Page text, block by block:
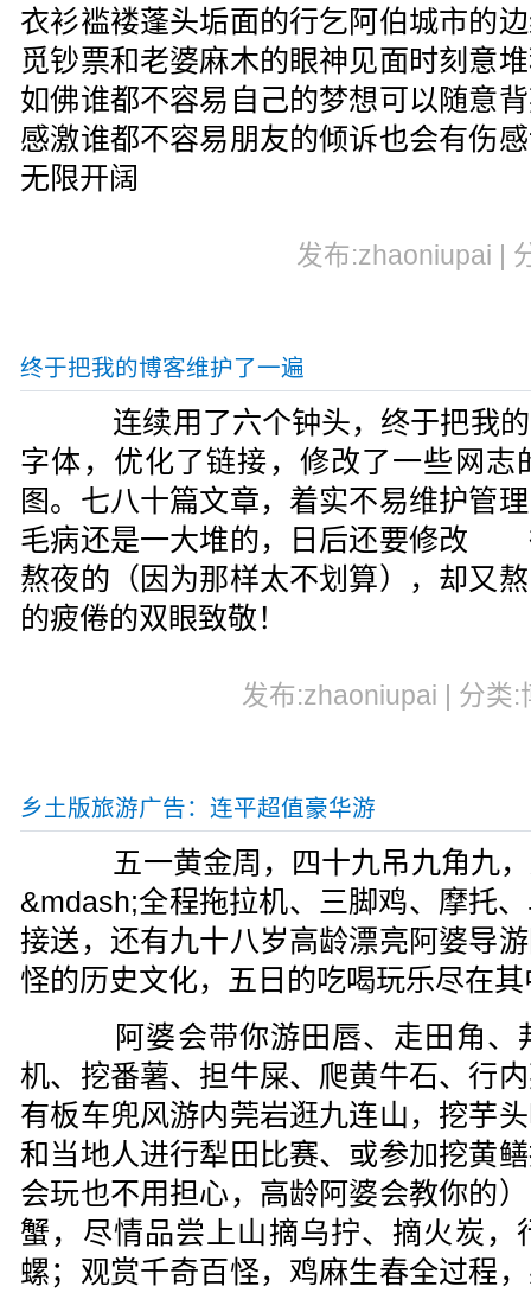
衣衫褴褛蓬头垢面的行乞阿伯城市的
觅钞票和老婆麻木的眼神见面时刻意
如佛谁都不容易自己的梦想可以随意
感激谁都不容易朋友的倾诉也会有伤
无限开阔
发布:zhaoniupai |
终于把我的博客维护了一遍
连续用了六个钟头，终于把我的
字体，优化了链接，修改了一些网志
图。七八十篇文章，着实不易维护
毛病还是一大堆的，日后还要修改
熬夜的（因为那样太不划算），却又
的疲倦的双眼致敬！
发布:zhaoniupai | 分类
乡土版旅游广告：连平超值豪华游
五一黄金周，四十九吊九角九，
&mdash;全程拖拉机、三脚鸡、摩托
接送，还有九十八岁高龄漂亮阿婆导
怪的历史文化，五日的吃喝玩乐尽在
阿婆会带你游田唇、走田角、
机、挖番薯、担牛屎、爬黄牛石、行
有板车兜风游内莞岩逛九连山，挖芋
和当地人进行犁田比赛、或参加挖黄
会玩也不用担心，高龄阿婆会教你的
蟹，尽情品尝上山摘乌拧、摘火炭，
螺；观赏千奇百怪，鸡麻生春全过程